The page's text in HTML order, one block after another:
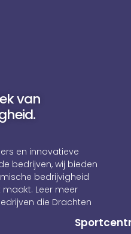
van
en innovatieve
bedrijven, wij bieden
bedrijvigheid
Leer meer
die Drachten